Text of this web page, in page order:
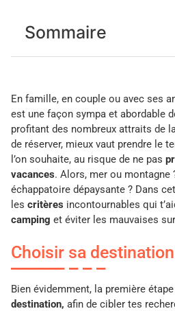
Sommaire
En famille, en couple ou avec ses
est une façon sympa et abordable
profitant des nombreux attraits de
de réserver, mieux vaut prendre le
l’on souhaite, au risque de ne pas
vacances. Alors, mer ou
échappatoire dépaysante ? Dans
les critères incontournables qui
camping et éviter les mauvaises
Choisir sa
Bien évidemment, la première
destination, afin de cibler tes